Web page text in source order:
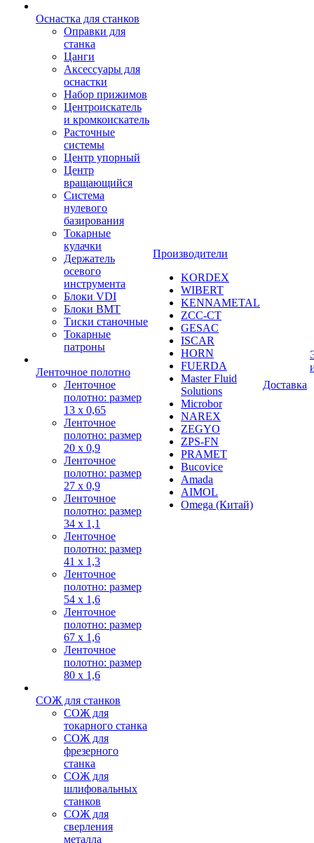
Оснастка для станков
Оправки для
станка
Цанги
Аксессуары для
оснастки
Набор прижимов
Центроискатель
и кромкоискатель
Расточные
системы
Центр упорный
Центр
вращающийся
Система
нулевого
базирования
Токарные
кулачки
Держатель
осевого
инструмента
Блоки VDI
Блоки BMT
Тиски станочные
Токарные
патроны
Ленточное полотно
Ленточное
полотно: размер
13 х 0,65
Ленточное
полотно: размер
20 х 0,9
Ленточное
полотно: размер
27 х 0,9
Ленточное
полотно: размер
34 х 1,1
Ленточное
полотно: размер
41 х 1,3
Ленточное
полотно: размер
54 х 1,6
Ленточное
полотно: размер
67 х 1,6
Ленточное
полотно: размер
80 х 1,6
СОЖ для станков
СОЖ для
токарного станка
СОЖ для
фрезерного
станка
СОЖ для
шлифовальных
станков
СОЖ для
сверления
металла
Производители
KORDEX
WIBERT
KENNAMETAL
ZCC-CT
GESAC
ISCAR
HORN
FUERDA
Master Fluid
Solutions
Microbor
NAREX
ZEGYO
ZPS-FN
PRAMET
Bucovice
Amada
AIMOL
Omega (Китай)
Доставка